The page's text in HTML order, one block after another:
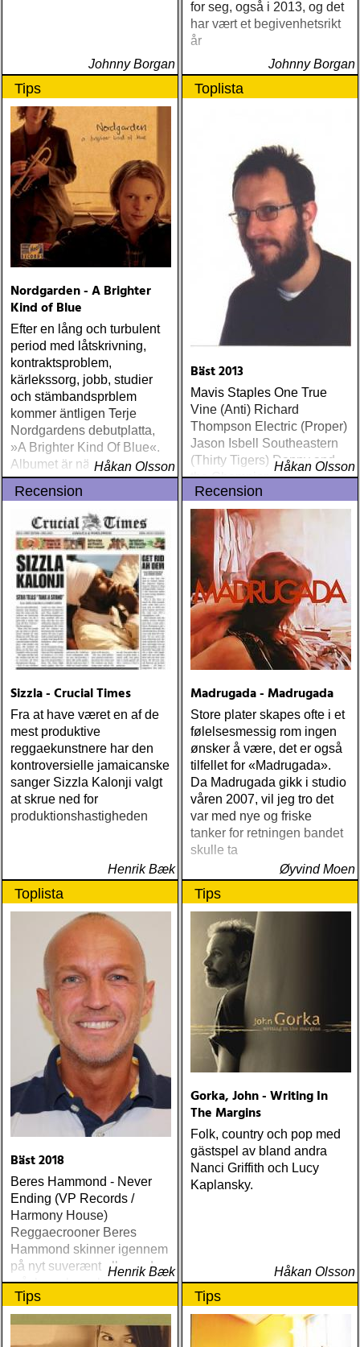
Johnny Borgan
for seg, også i 2013, og det
har vært et begivenhetsrikt
år
Johnny Borgan
Tips
Nordgarden - A Brighter
Kind of Blue
Efter en lång och turbulent
period med låtskrivning,
kontraktsproblem,
kärlekssorg, jobb, studier
och stämbandsprblem
kommer äntligen Terje
Nordgardens debutplatta,
»A Brighter Kind Of Blue«.
Albumet är nära, enkelt och
ärligt och handlar om
upplevelser och historier
från en ung mans liv
Håkan Olsson
Toplista
Bäst 2013
Mavis Staples One True
Vine (Anti) Richard
Thompson Electric (Proper)
Jason Isbell Southeastern
(Thirty Tigers) Danny and
the Champions of the World
Stay True (Loose) Slow Fox
Just Like the Birds (Rootsy)
Steve Earle The Low
Highway (New West) Bob
Dylan Another Self Portrait
(Columbia) Halden Electric
Women (Rootsy) Rokia
Traoré Beautiful Africa
(Nonesuch) Sam Baker Say
Grace (Sam Baker Music)
Guy Clark My Favorite
Richard Lindgren Driftwood
(Rootsy) Chip Taylor Block
Out The Sirens Of This
Lonely World (Trainwreck)
Nick Cave & The Bad
Seeds Push The Sky Away
(Bad Seed) Andi Almqvist
Warsaw Holiday (Rootsy)
Townes Van Zandt
Sunshine Boy: The
Unheard Studio Sessions &
Demos 1971-1972
(Omnivore) Naturligtvis
borde alla årets Rootsy-
plattor vara med på listan,
men jag har istället valt att
bara lista de plattor jag
lyssnat på väsentligt mycket
mer än vad tjänsten kräver
Håkan Olsson
Recension
Sizzla - Crucial Times
Fra at have været en af de
mest produktive
reggaekunstnere har den
kontroversielle jamaicanske
sanger Sizzla Kalonji valgt
at skrue ned for
produktionshastigheden
Henrik Bæk
Recension
Madrugada - Madrugada
Store plater skapes ofte i et
følelsesmessig rom ingen
ønsker å være, det er også
tilfellet for «Madrugada».
Da Madrugada gikk i studio
våren 2007, vil jeg tro det
var med nye og friske
tanker for retningen bandet
skulle ta
Øyvind Moen
Toplista
Bäst 2018
Beres Hammond - Never
Ending (VP Records /
Harmony House)
Reggaecrooner Beres
Hammond skinner igennem
på nyt suverænt album, der
måske er hans bedste
gennem tiderne
Henrik Bæk
Tips
Gorka, John - Writing In
The Margins
Folk, country och pop med
gästspel av bland andra
Nanci Griffith och Lucy
Kaplansky.
Håkan Olsson
Tips Tips